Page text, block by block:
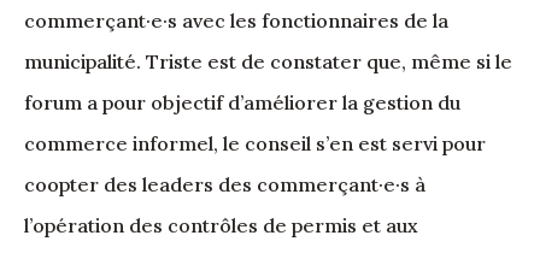
commerçant·e·s avec les fonctionnaires de la
municipalité. Triste est de constater que, même si le
forum a pour objectif d’améliorer la gestion du
commerce informel, le conseil s’en est servi pour
coopter des leaders des commerçant·e·s à
l’opération des contrôles de permis et aux